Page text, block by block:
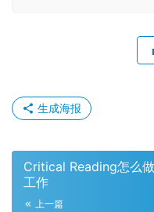
生成海报
Critical Reading怎么
工作
上一篇